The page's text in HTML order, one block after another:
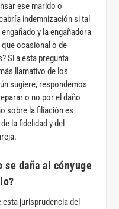
ese marido o
indemnización si tal
y la engañadora
ocasional o de
Si a esta pregunta
llamativo de los
sugiere, respondemos
o no por el daño
sobre la filiación es
la fidelidad y del
se daña al cónyuge
jurisprudencia del